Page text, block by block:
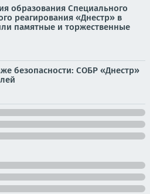
образования Специального
реагирования «Днестр» в
памятные и торжественные
безопасности: СОБР «Днестр»